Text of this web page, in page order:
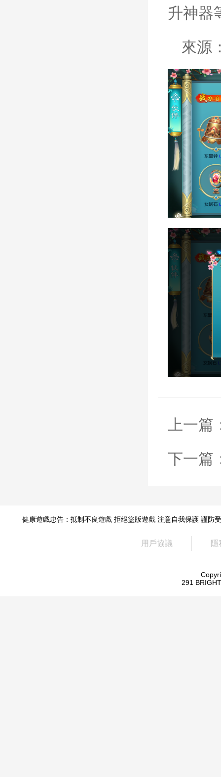
升神器
來源
上一篇
下一篇
健康遊戲忠告：抵制不良遊戲 拒絕盜版遊戲 注意自我保護 謹防
用戶協議 隱
291